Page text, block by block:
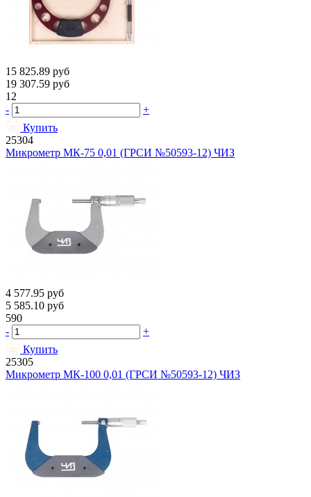
15 825.89 руб
19 307.59 руб
12
-
+
Купить
25304
Микрометр МК-75 0,01 (ГРСИ №50593-12) ЧИЗ
4 577.95 руб
5 585.10 руб
590
-
+
Купить
25305
Микрометр МК-100 0,01 (ГРСИ №50593-12) ЧИЗ